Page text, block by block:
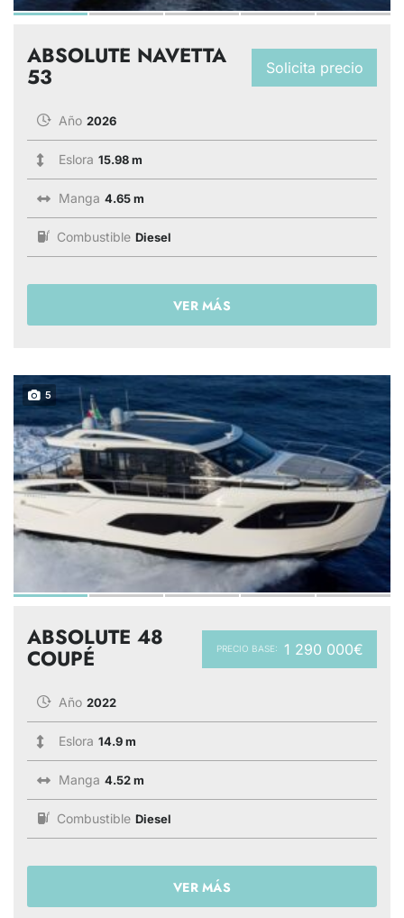
Solicita precio
ABSOLUTE NAVETTA
53
Año 2026
Eslora 15.98 m
Manga 4.65 m
Combustible Diesel
VER MÁS
5
PRECIO BASE: 1 290 000€
ABSOLUTE 48
COUPÉ
Año 2022
Eslora 14.9 m
Manga 4.52 m
Combustible Diesel
VER MÁS